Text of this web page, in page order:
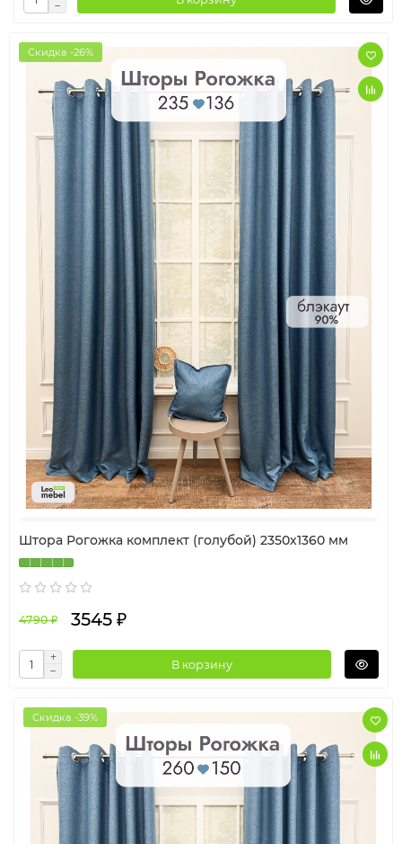
Скидка -26%
Штора Рогожка комплект (голубой) 2350х1360 мм
4790 ₽ 3545 ₽
В корзину
Скидка -39%